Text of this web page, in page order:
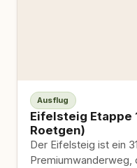
Ausflug
Eifelsteig Etappe
Roetgen)
Der Eifelsteig ist ein
Premiumwanderweg,